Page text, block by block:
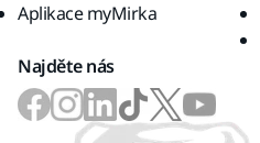
Aplikace myMirka
Najděte nás